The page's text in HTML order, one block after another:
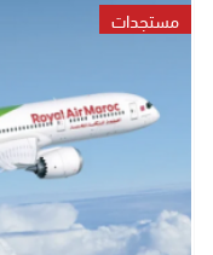
مستجدات